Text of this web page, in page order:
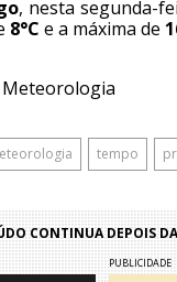
, nesta segunda-
8°C e a máxima de
tempo
CONTINUA DEPOIS
PUBLICIDADE